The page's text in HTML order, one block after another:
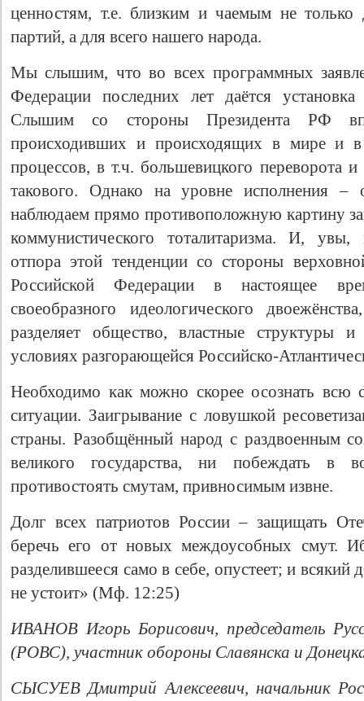
ценностям, т.е. близким и чаемым не только
партий, а для всего нашего народа.
Мы слышим, что во всех программных
Федерации последних лет даётся
Слышим со стороны Президента РФ
происходивших и происходящих в мире и в
процессов, в т.ч. большевицкого переворота
такового. Однако на уровне исполнения
наблюдаем прямо противоположную картину
коммунистического тоталитаризма. И,
отпора этой тенденции со стороны
Российской Федерации в настоящее
своеобразного идеологического
разделяет общество, властные
условиях разгорающейся Российско-
Необходимо как можно скорее осознать всю
ситуации. Заигрывание с ловушкой
страны. Разобщённый народ с раздвоенным
великого государства, ни побеждать
противостоять смутам, привносимым извне.
Долг всех патриотов России – защищать
беречь его от новых междоусобных смут.
разделившееся само в себе, опустеет; и всякий
не устоит» (Мф. 12:25)
ИВАНОВ Игорь Борисович, председатель
(РОВС), участник обороны Славянска и
СЫСУЕВ Дмитрий Алексеевич, начальник